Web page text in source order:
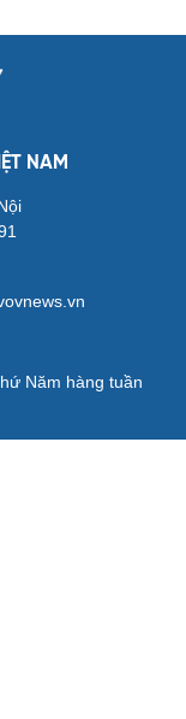
Anh